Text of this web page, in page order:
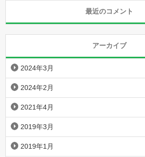
最近のコメント
アーカイブ
2024年3月
2024年2月
2021年4月
2019年3月
2019年1月